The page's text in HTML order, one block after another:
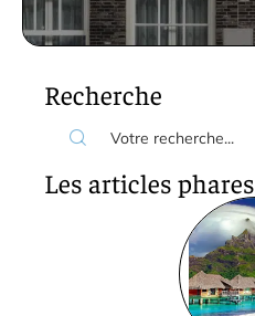
Recherche
Les articles phares